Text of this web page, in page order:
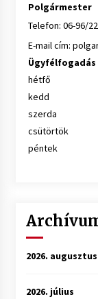
Polgármester
Telefon: 06-96/
E-mail cím:
Ügyfélfogadás
hétfő
kedd
szerda
csütörtök
péntek
2026. augusztus
2026. július